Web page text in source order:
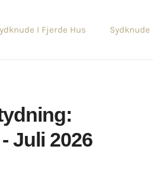
I Fjerde Hus Sydknude
Juli 2026